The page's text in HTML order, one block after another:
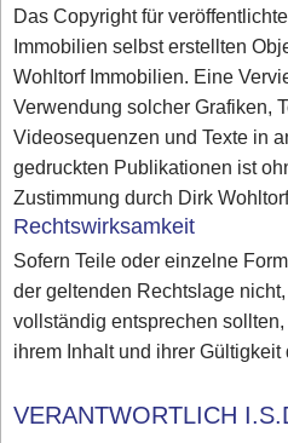
Das Copyright für
Immobilien selbst erstellten
Wohltorf Immobilien. Eine
Verwendung solcher Grafiken,
Videosequenzen und Texte in
gedruckten Publikationen ist
Zustimmung durch Dirk
Rechtswirksamkeit
Sofern Teile oder einzelne
der geltenden Rechtslage
vollständig entsprechen
ihrem Inhalt und ihrer Gültigkeit
VERANTWORTLICH